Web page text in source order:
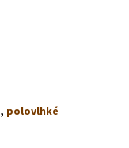
, polovlhké